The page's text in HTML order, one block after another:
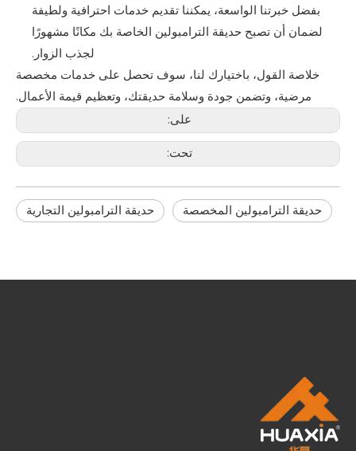
بفضل خبرتنا الواسعة، يمكننا تقديم خدمات احترافية ولطيفة
لضمان أن تصبح حديقة الترامبولين الخاصة بك مكانًا مشهورًا
لجذب الزوار.
خلاصة القول، باختيارك لنا، سوف تحصل على خدمات مخصصة
مرضية، وتضمن جودة وسلامة حديقتك، وتعظيم قيمة الأعمال.
على:
تحت:
حديقة الترامبولين التجارية حديقة الترامبولين المخصصة